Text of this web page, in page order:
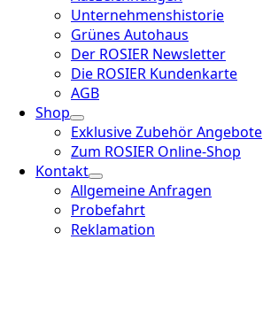
Unternehmenshistorie
Grünes Autohaus
Der ROSIER Newsletter
Die ROSIER Kundenkarte
AGB
Shop
Exklusive Zubehör Angebote
Zum ROSIER Online-Shop
Kontakt
Allgemeine Anfragen
Probefahrt
Reklamation